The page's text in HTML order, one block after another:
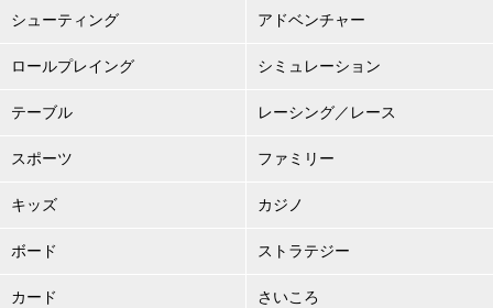
シューティング アドベンチャー
ロールプレイング シミュレーション
テーブル レーシング／レース
スポーツ ファミリー
キッズ カジノ
ボード ストラテジー
カード さいころ